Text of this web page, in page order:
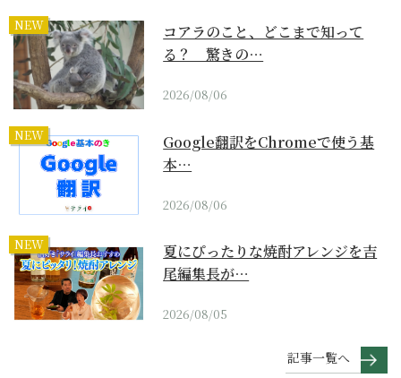
NEW
コアラのこと、どこまで知って
る？ 驚きの…
2026/08/06
NEW
Google翻訳をChromeで使う基
本…
2026/08/06
NEW
夏にぴったりな焼酎アレンジを吉
尾編集長が…
2026/08/05
記事一覧へ